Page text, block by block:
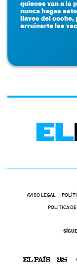
quienes van a la
nunca hagas
llaves del coche,
arruinarte las
AVISO LEGAL
POLÍTICA DE